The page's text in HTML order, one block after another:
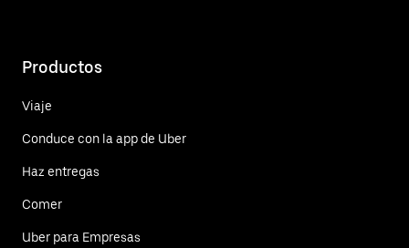
Productos
Viaje
Conduce con la app de Uber
Haz entregas
Comer
Uber para Empresas